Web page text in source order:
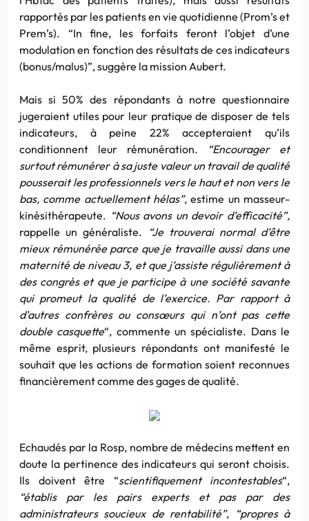
rapportés par les patients en vie quotidienne (Prom’s et
Prem’s). “In fine, les forfaits feront l’objet d’une
modulation en fonction des résultats de ces indicateurs
(bonus/malus)”, suggère la mission Aubert.
Mais si 50% des répondants à notre questionnaire
jugeraient utiles pour leur pratique de disposer de tels
indicateurs, à peine 22% accepteraient qu’ils
conditionnent leur rémunération.
“Encourager et
surtout rémunérer à sa juste valeur un travail de qualité
pousserait les professionnels vers le haut et non vers le
bas, comme actuellement hélas”, estime un masseur-
kinésithérapeute. “Nous avons un devoir d’efficacité”,
rappelle un généraliste.
“Je trouverai normal d’être
mieux rémunérée parce que je travaille aussi dans une
maternité de niveau 3, et que j’assiste régulièrement à
des congrès et que je participe à une société savante
qui promeut la qualité de l’exercice. Par rapport à
d’autres confrères ou consœurs qui n’ont pas cette
double casquette“, commente un spécialiste. Dans le
même esprit, plusieurs répondants ont manifesté le
souhait que les actions de formation soient reconnues
financièrement comme des gages de qualité.
Echaudés par la Rosp, nombre de médecins mettent en
doute la pertinence des indicateurs qui seront choisis.
Ils doivent être “scientifiquement incontestables“,
“établis par les pairs experts et pas par des
administrateurs soucieux de rentabilité”, “propres à